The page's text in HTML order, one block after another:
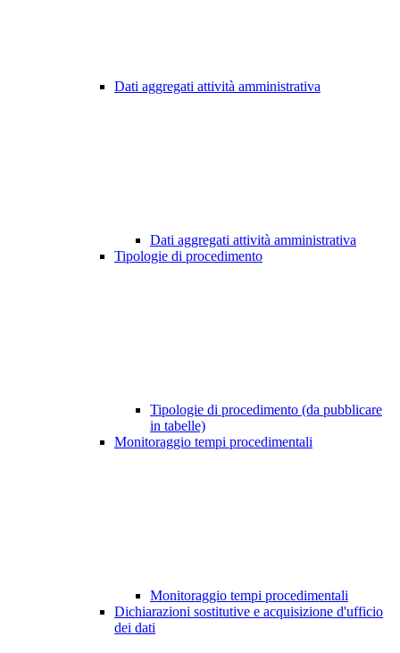
Dati aggregati attività amministrativa
Dati aggregati attività amministrativa
Tipologie di procedimento
Tipologie di procedimento (da pubblicare
in tabelle)
Monitoraggio tempi procedimentali
Monitoraggio tempi procedimentali
Dichiarazioni sostitutive e acquisizione d'ufficio
dei dati